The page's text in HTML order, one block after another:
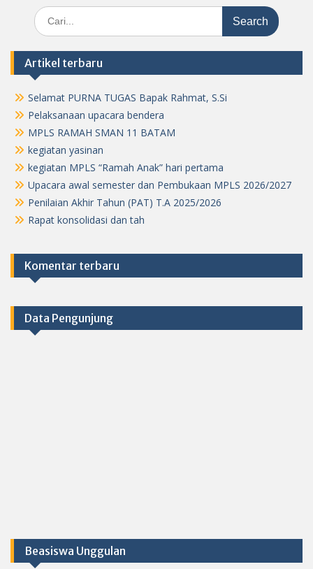
Search
for:
Artikel terbaru
Selamat PURNA TUGAS Bapak Rahmat, S.Si
Pelaksanaan upacara bendera
MPLS RAMAH SMAN 11 BATAM
kegiatan yasinan
kegiatan MPLS “Ramah Anak” hari pertama
Upacara awal semester dan Pembukaan MPLS 2026/2027
Penilaian Akhir Tahun (PAT) T.A 2025/2026
Rapat konsolidasi dan tah
Komentar terbaru
Data Pengunjung
Beasiswa Unggulan